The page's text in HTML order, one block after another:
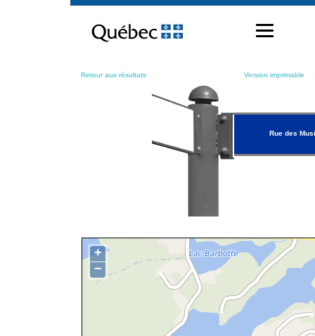
contenu
Retour aux résultats Version imprimable
Rue des
+
−